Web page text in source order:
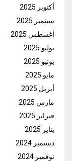
أكتوبر 2025
سبتمبر 2025
أغسطس 2025
يوليو 2025
يونيو 2025
مايو 2025
أبريل 2025
مارس 2025
فبراير 2025
يناير 2025
ديسمبر 2024
نوفمبر 2024